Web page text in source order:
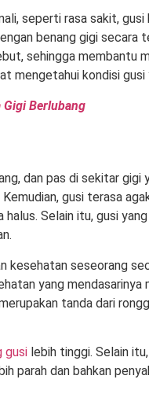
seperti rasa sakit, gusi
benang gigi secara
sehingga membantu
mengetahui kondisi gusi
Gigi Berlubang
dan pas di sekitar gigi
gusi terasa
Selain itu, gusi
kesehatan seseorang
yang mendasarinya
tanda dari
gusilebih tinggi. Selain
parah dan bahkan